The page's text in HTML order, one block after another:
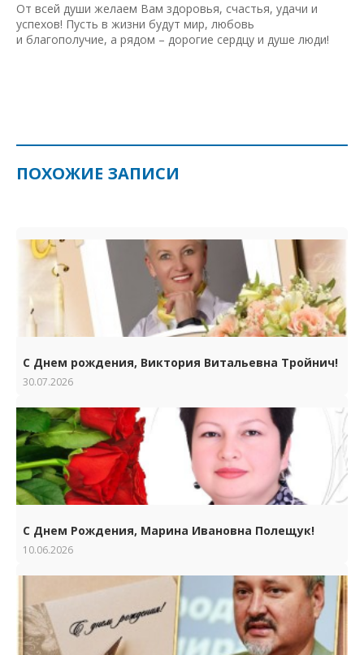
От всей души желаем Вам здоровья, счастья, удачи и
успехов! Пусть в жизни будут мир, любовь
и благополучие, а рядом – дорогие сердцу и душе люди!
ПОХОЖИЕ ЗАПИСИ
С Днем рождения, Виктория Витальевна Тройнич!
30.07.2026
С Днем Рождения, Марина Ивановна Полещук!
10.06.2026